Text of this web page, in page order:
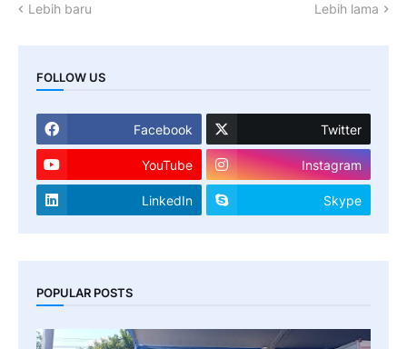
Lebih baru Lebih lama
FOLLOW US
Facebook Twitter
YouTube Instagram
LinkedIn Skype
POPULAR POSTS